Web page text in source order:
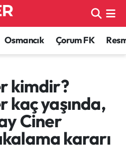
Osmancık Çorum FK
kimdir?
kaç yaşında,
Ciner
kararı
Haritası
ve Fikstür